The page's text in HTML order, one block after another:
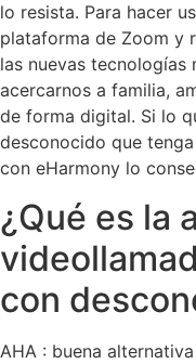
lo resista. Para hacer
plataforma de Zoom y
las nuevas
acercarnos a familia,
de forma digital. Si lo
desconocido que
con eHarmony lo
¿Qué es la
con
AHA : buena